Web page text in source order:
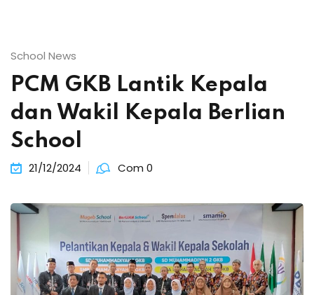
School News
PCM GKB Lantik Kepala
dan Wakil Kepala Berlian
School
21/12/2024 Com 0